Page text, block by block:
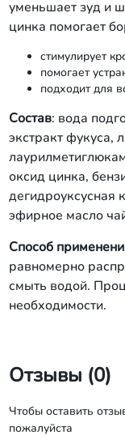
уменьшает зуд и
цинка помогает
стимулирует
помогает
подходит для
Состав: вода
экстракт фукуса,
оксид цинка,
дегидроуксусная
эфирное масло
Способ
равномерно
смыть водой.
необходимости.
Отзывы (0)
Чтобы оставить
пожалуйста